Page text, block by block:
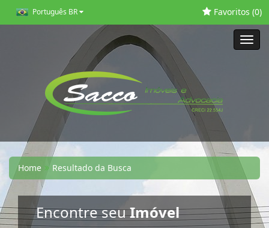
Português BR Favoritos (0)
Home Resultado da Busca
Encontre seuImóvel